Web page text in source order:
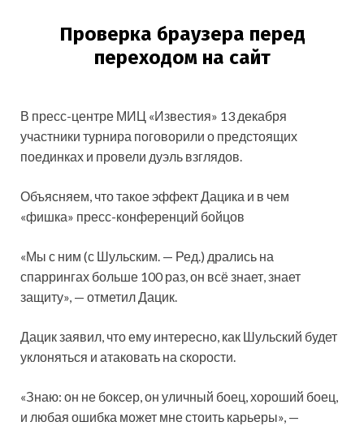
В пресс-центре МИЦ «Известия» 13 декабря
участники турнира поговорили о предстоящих
поединках и провели дуэль взглядов.
Объясняем, что такое эффект Дацика и в чем
«фишка» пресс-конференций бойцов
«Мы с ним (с Шульским. — Ред.) дрались на
спаррингах больше 100 раз, он всё знает, знает
защиту», — отметил Дацик.
Дацик заявил, что ему интересно, как Шульский будет
уклоняться и атаковать на скорости.
«Знаю: он не боксер, он уличный боец, хороший боец,
и любая ошибка может мне стоить карьеры», —